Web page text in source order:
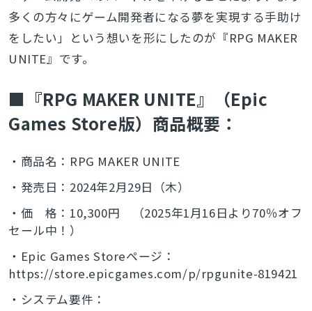
多くの方々にゲーム開発者になる夢を実現する手助け
をしたい」という想いを形にしたのが『RPG MAKER
UNITE』です。
■『RPG MAKER UNITE』（Epic
Games Store版）商品概要：
・商品名：RPG MAKER UNITE
・発売日：2024年2月29日（木）
・価 格：10,300円 （2025年1月16日より70％オフ
セール中！）
・Epic Games Storeページ：
https://store.epicgames.com/p/rpgunite-819421
・システム要件：